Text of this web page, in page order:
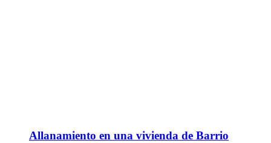
Allanamiento en una vivienda de Barrio